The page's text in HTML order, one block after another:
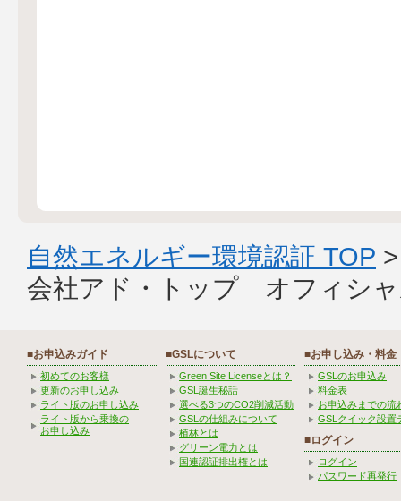
自然エネルギー環境認証 TOP
会社アド・トップ オフィシ
■お申込みガイド
初めてのお客様
更新のお申し込み
ライト版のお申し込み
ライト版から乗換の
お申し込み
■GSLについて
Green Site Licenseとは？
GSL誕生秘話
選べる3つのCO2削減活動
GSLの仕組みについて
植林とは
グリーン電力とは
国連認証排出権とは
■お申し込み・料金
GSLのお申込み
料金表
お申込みまでの流
GSLクイック設置
■ログイン
ログイン
パスワード再発行